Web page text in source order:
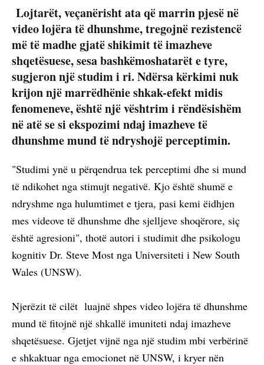
Lojtarët, veçanërisht ata që marrin pjesë në
video lojëra të dhunshme, tregojnë rezistencë
më të madhe gjatë shikimit të imazheve
shqetësuese, sesa bashkëmoshatarët e tyre,
sugjeron një studim i ri. Ndërsa kërkimi nuk
krijon një marrëdhënie shkak-efekt midis
fenomeneve, është një vështrim i rëndësishëm
në atë se si ekspozimi ndaj imazheve të
dhunshme mund të ndryshojë perceptimin.
"Studimi ynë u përqendrua tek perceptimi dhe si mund
të ndikohet nga stimujt negativë. Kjo është shumë e
ndryshme nga hulumtimet e tjera, pasi kemi ëidhjen
mes videove të dhunshme dhe sjelljeve shoqërore, siç
është agresioni", thotë autori i studimit dhe psikologu
kognitiv Dr. Steve Most nga Universiteti i New South
Wales (UNSW).
Njerëzit të cilët luajnë shpes video lojëra të dhunshme
mund të fitojnë një shkallë imuniteti ndaj imazheve
shqetësuese. Gjetjet vijnë nga një studim mbi verbërinë
e shkaktuar nga emocionet në UNSW, i kryer nën